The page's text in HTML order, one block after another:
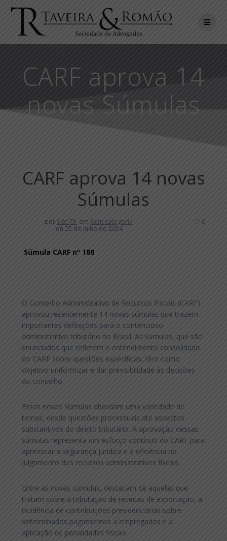
to
content
CARF aprova 14
novas Súmulas
CARF aprova 14 novas
Súmulas
por Site TR em Sem categoria
on 25 de julho de 2024
0
Súmula CARF nº 188
O Conselho Administrativo de Recursos Fiscais (CARF)
aprovou recentemente 14 novas súmulas que trazem
importantes definições para o contencioso
administrativo tributário no Brasil. As súmulas, que são
enunciados que refletem o entendimento consolidado
do CARF sobre questões específicas, têm como
objetivo uniformizar e dar previsibilidade às decisões
do conselho.
Essas novas súmulas abordam uma variedade de
temas, desde questões processuais até aspectos
substantivos do direito tributário. A aprovação dessas
súmulas representa um esforço contínuo do CARF para
aprimorar a segurança jurídica e a eficiência no
julgamento dos recursos administrativos fiscais.
Entre as novas súmulas, destacam-se aquelas que
tratam sobre a tributação de receitas de exportação, a
incidência de contribuições previdenciárias sobre
determinados pagamentos a empregados e a
aplicação de penalidades fiscais.